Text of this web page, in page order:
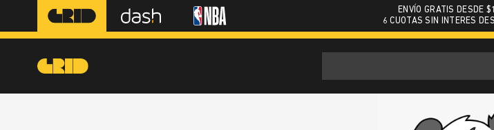
ENVÍO GRATIS DESDE
6 CUOTAS SIN INTERES